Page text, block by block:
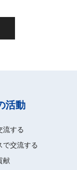
活動
流する
で交流する
献